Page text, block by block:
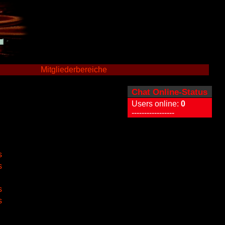
Chat Online-Status
Users online: 0
-----------------
Mitgliederbereiche